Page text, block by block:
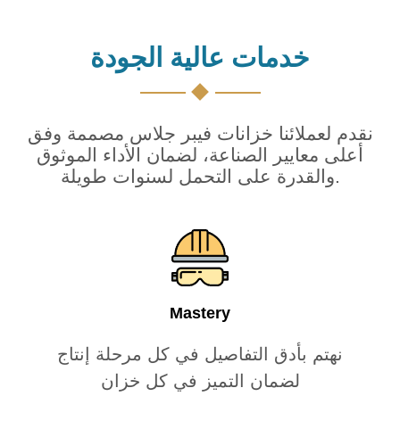
خدمات عالية الجودة
نقدم لعملائنا خزانات فيبر جلاس مصممة وفق
أعلى معايير الصناعة، لضمان الأداء الموثوق
والقدرة على التحمل لسنوات طويلة.
Mastery
نهتم بأدق التفاصيل في كل مرحلة إنتاج
لضمان التميز في كل خزان